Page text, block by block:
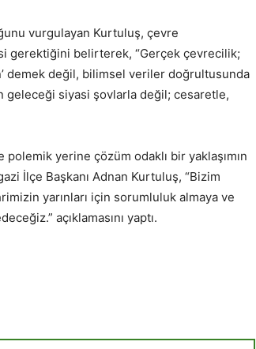
vurgulayan Kurtuluş, çevre
gerektiğini belirterek, “Gerçek çevrecilik;
demek değil, bilimsel veriler doğrultusunda
geleceği siyasi şovlarla değil; cesaretle,
polemik yerine çözüm odaklı bir yaklaşımın
İlçe Başkanı Adnan Kurtuluş, “Bizim
yarınları için sorumluluk almaya ve
açıklamasını yaptı.